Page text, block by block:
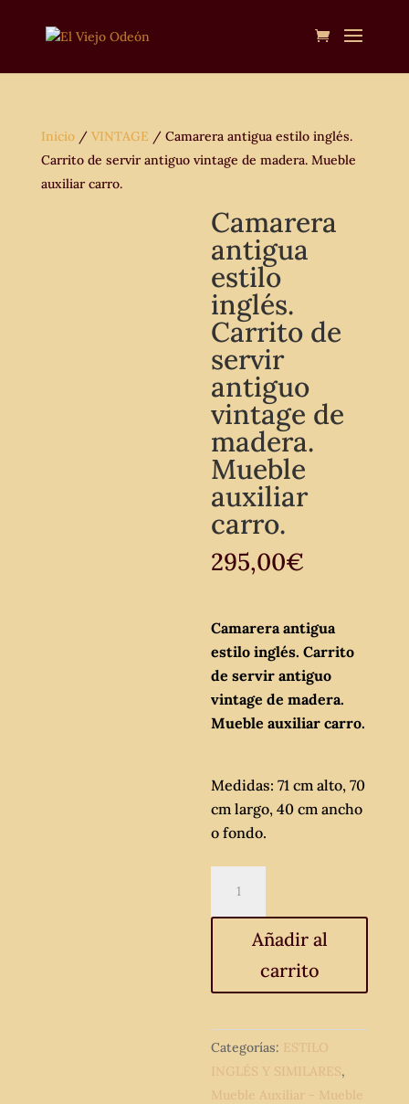
Inicio/ VINTAGE / Camarera antigua estilo inglés.
Carrito de servir antiguo vintage de madera. Mueble
auxiliar carro.
Camarera
antigua
estilo
inglés.
Carrito de
servir
antiguo
vintage de
madera.
Mueble
auxiliar
carro.
295,00€
Camarera antigua
estilo inglés. Carrito
de servir antiguo
vintage de madera.
Mueble auxiliar carro.
Medidas: 71 cm alto, 70
cm largo, 40 cm ancho
o fondo.
antigua
estilo
de
antiguo
vintage
de
Añadir al
carrito
Categorías: ESTILO
INGLÉS Y SIMILARES,
Mueble Auxiliar - Mueble